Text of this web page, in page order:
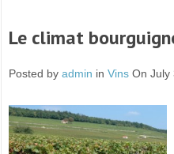
Le climat
Posted byadmin inVins On July